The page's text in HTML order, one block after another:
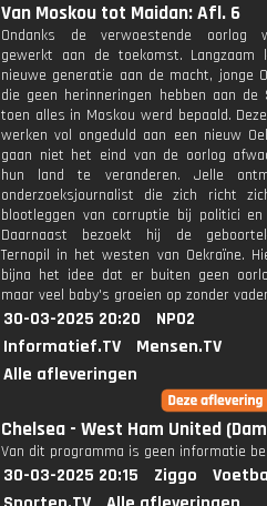
Van Moskou tot Maidan: Afl. 6
Ondanks de verwoestende oorlog
gewerkt aan de toekomst. Langzaam
nieuwe generatie aan de macht, jonge
die geen herinneringen hebben aan de
toen alles in Moskou werd bepaald.
werken vol ongeduld aan een nieuw
gaan niet het eind van de oorlog
hun land te veranderen. Jelle
onderzoeksjournalist die zich richt
blootleggen van corruptie bij politici
Daarnaast bezoekt hij de
Ternopil in het westen van Oekraïne.
bijna het idee dat er buiten geen
maar veel baby's groeien op zonder
30-03-2025 20:20
NPO2
Informatief.TV
Mensen.TV
Alle afleveringen
Chelsea - West Ham United
Van dit programma is geen informatie
30-03-2025 20:15 Ziggo